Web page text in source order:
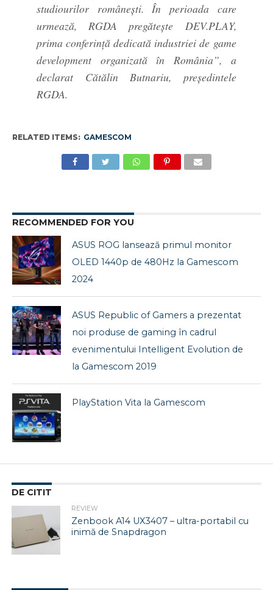
studiourilor românești. În perioada care
urmează, RGDA pregătește DEV.PLAY,
prima conferință dedicată industriei de game
development organizată în România”, a
declarat Cătălin Butnariu, președintele
RGDA.
RELATED ITEMS: GAMESCOM
RECOMMENDED FOR YOU
ASUS ROG lansează primul monitor
OLED 1440p de 480Hz la Gamescom
2024
ASUS Republic of Gamers a prezentat
noi produse de gaming în cadrul
evenimentului Intelligent Evolution de
la Gamescom 2019
PlayStation Vita la Gamescom
DE CITIT
REVIEW
Zenbook A14 UX3407 – ultra-portabil cu
inimă de Snapdragon